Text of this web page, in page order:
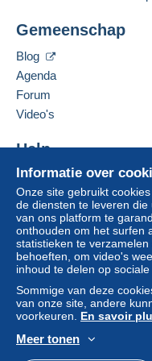
Alle betalingen worden
overschrijving naar uw
rechtstreeks aan de
De koper gebruikt de
beschikking stelt in de
Een betaling die niet
overboeking naar uw
terugbetaald aan de
gevolgen hebben
Als de
bevatten met
als nietig worden
van de website van
De verkoper
Informatie over
Onze site gebruikt
de diensten te leveren
van ons platform te
onthouden om het surfen
statistieken te
behoeften, om video's
inhoud te delen op sociale
Sommige van deze
van onze site, andere
voorkeuren. En savoir
Meer tonen
Gemeenschap
Blog
Agenda
Forum
Video's
Help
Hulpcentrum
Kopen op Delcampe
Verkopen op Delcampe
Een beveiligde website